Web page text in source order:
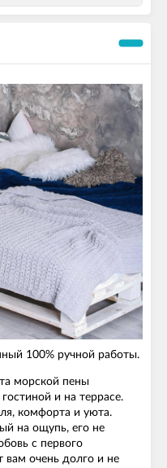
100% ручной работы.
морской пены
и на террасе.
комфорта и уюта.
на ощупь, его не
с первого
вам очень долго и не